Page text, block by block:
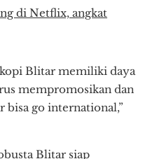
di Netflix, angkat
Blitar memiliki daya
mempromosikan dan
bisa go international,”
Blitar siap